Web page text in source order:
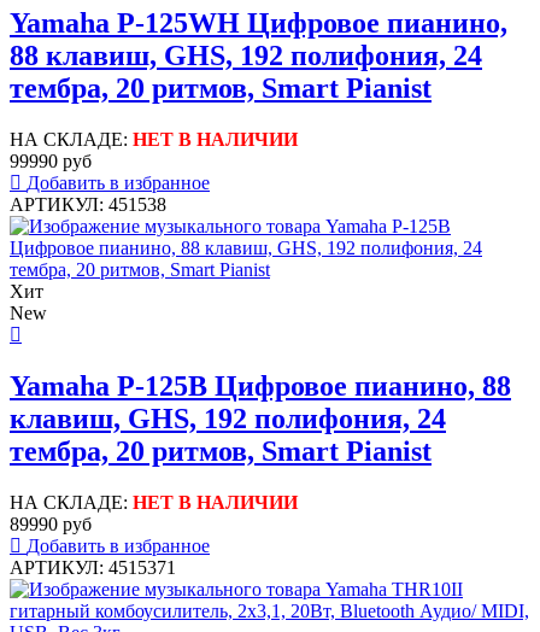
Yamaha P-125WH Цифровое пианино,
88 клавиш, GHS, 192 полифония, 24
тембра, 20 ритмов, Smart Pianist
НА СКЛАДЕ: НЕТ В НАЛИЧИИ
99990 руб
Добавить в избранное
АРТИКУЛ: 451538
Хит
New
Yamaha P-125B Цифровое пианино, 88
клавиш, GHS, 192 полифония, 24
тембра, 20 ритмов, Smart Pianist
НА СКЛАДЕ: НЕТ В НАЛИЧИИ
89990 руб
Добавить в избранное
АРТИКУЛ: 4515371